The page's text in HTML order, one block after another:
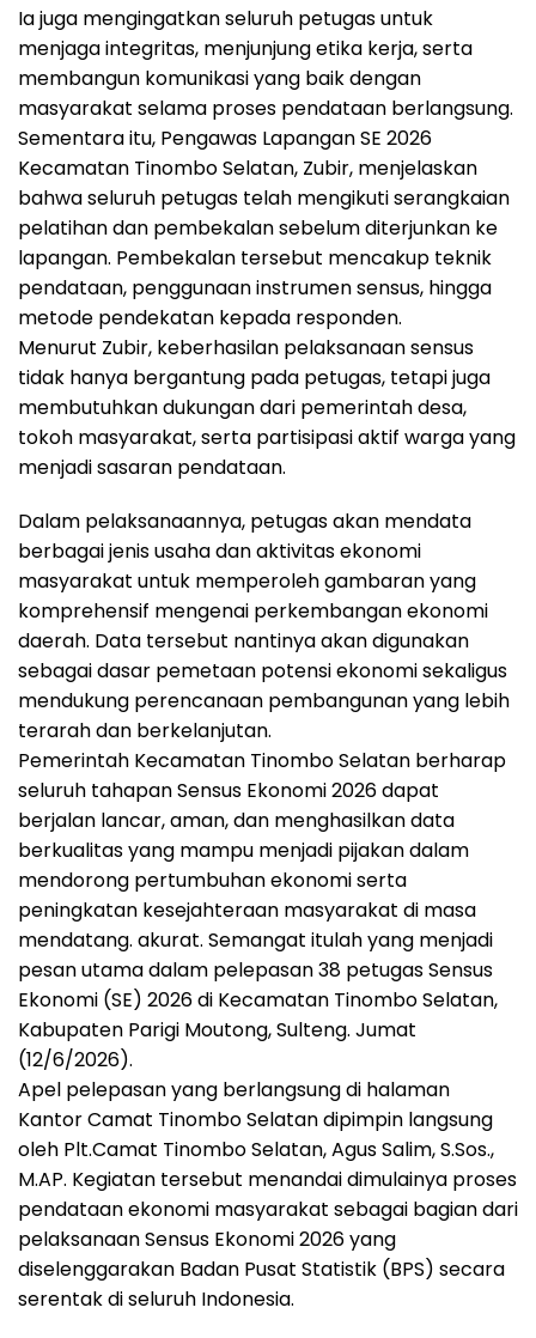
Ia juga mengingatkan seluruh petugas untuk
menjaga integritas, menjunjung etika kerja, serta
membangun komunikasi yang baik dengan
masyarakat selama proses pendataan berlangsung.
Sementara itu, Pengawas Lapangan SE 2026
Kecamatan Tinombo Selatan, Zubir, menjelaskan
bahwa seluruh petugas telah mengikuti serangkaian
pelatihan dan pembekalan sebelum diterjunkan ke
lapangan. Pembekalan tersebut mencakup teknik
pendataan, penggunaan instrumen sensus, hingga
metode pendekatan kepada responden.
Menurut Zubir, keberhasilan pelaksanaan sensus
tidak hanya bergantung pada petugas, tetapi juga
membutuhkan dukungan dari pemerintah desa,
tokoh masyarakat, serta partisipasi aktif warga yang
menjadi sasaran pendataan.
Dalam pelaksanaannya, petugas akan mendata
berbagai jenis usaha dan aktivitas ekonomi
masyarakat untuk memperoleh gambaran yang
komprehensif mengenai perkembangan ekonomi
daerah. Data tersebut nantinya akan digunakan
sebagai dasar pemetaan potensi ekonomi sekaligus
mendukung perencanaan pembangunan yang lebih
terarah dan berkelanjutan.
Pemerintah Kecamatan Tinombo Selatan berharap
seluruh tahapan Sensus Ekonomi 2026 dapat
berjalan lancar, aman, dan menghasilkan data
berkualitas yang mampu menjadi pijakan dalam
mendorong pertumbuhan ekonomi serta
peningkatan kesejahteraan masyarakat di masa
mendatang. akurat. Semangat itulah yang menjadi
pesan utama dalam pelepasan 38 petugas Sensus
Ekonomi (SE) 2026 di Kecamatan Tinombo Selatan,
Kabupaten Parigi Moutong, Sulteng. Jumat
(12/6/2026).
Apel pelepasan yang berlangsung di halaman
Kantor Camat Tinombo Selatan dipimpin langsung
oleh Plt.Camat Tinombo Selatan, Agus Salim, S.Sos.,
M.AP. Kegiatan tersebut menandai dimulainya proses
pendataan ekonomi masyarakat sebagai bagian dari
pelaksanaan Sensus Ekonomi 2026 yang
diselenggarakan Badan Pusat Statistik (BPS) secara
serentak di seluruh Indonesia.